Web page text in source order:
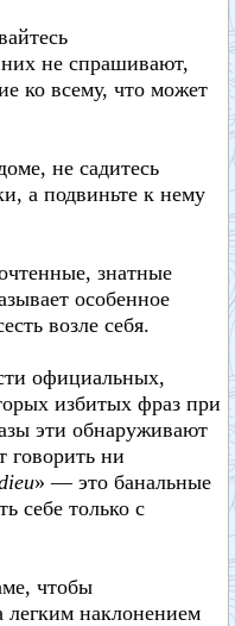
них не спрашивают,
ко всему, что может
не садитесь
а подвиньте к нему
знатные
особенное
возле себя.
официальных,
избитых фраз при
эти обнаруживают
говорить ни
» — это банальные
себе только с
чтобы
легким наклонением